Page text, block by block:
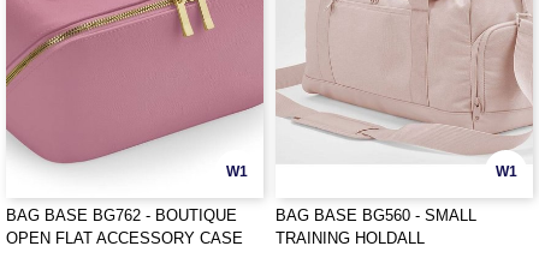
W1
BAG BASE BG762 - BOUTIQUE
OPEN FLAT ACCESSORY CASE
W1
BAG BASE BG560 - SMALL
TRAINING HOLDALL